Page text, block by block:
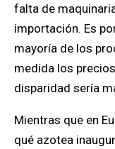
falta de
importación. Es
mayoría de los
medida los
disparidad sería
Mientras que en Europa no hallan en qué balcón ni en
qué azotea